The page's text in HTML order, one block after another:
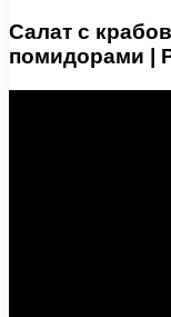
Cалат с
помидорами |